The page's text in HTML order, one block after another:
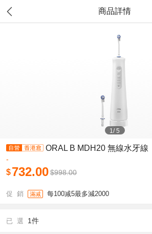
商品詳情
1/5
ORAL B MDH20 無線水牙線
-
$732.00$998.00
促 銷 滿减 每100减5最多減2000
已 選 1件